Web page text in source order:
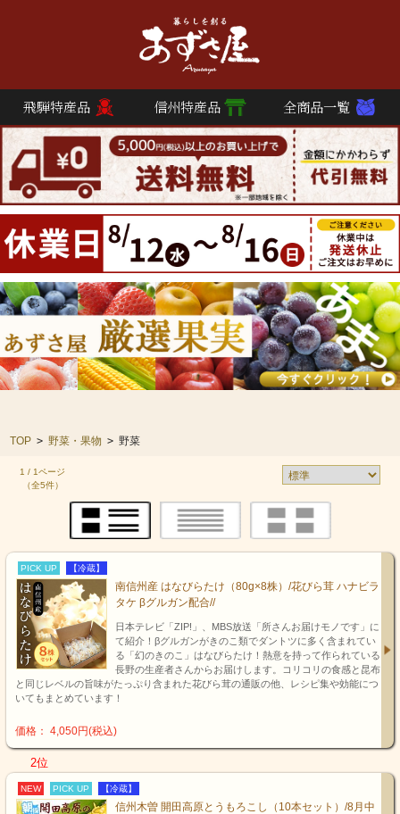
飛騨特産品 信州特産品 全商品一覧
TOP > 野菜・果物 > 野菜
1 / 1ページ
（全5件）
PICK UP 【冷蔵】
南信州産 はなびらたけ（80g×8株）/花びら茸 ハナビラ
タケ βグルガン配合//
日本テレビ「ZIP!」、MBS放送「所さんお届けモノです」に
て紹介！βグルガンがきのこ類でダントツに多く含まれてい
る「幻のきのこ」はなびらたけ！熱意を持って作られている
長野の生産者さんからお届けします。コリコリの食感と昆布
と同じレベルの旨味がたっぷり含まれた花びら茸の通販の他、レシピ集や効能につ
いてもまとめています！
価格： 4,050円(税込)
2位
NEW PICK UP 【冷蔵】
信州木曽 開田高原とうもろこし（10本セット）/8月中